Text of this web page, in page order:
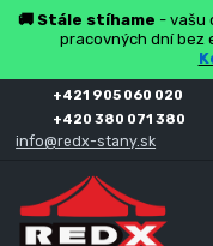
🚚 Stále stíhame - vašu
pracovných dní bez
+421 905 060 020
+420 380 071 380
info@redx-stany.sk